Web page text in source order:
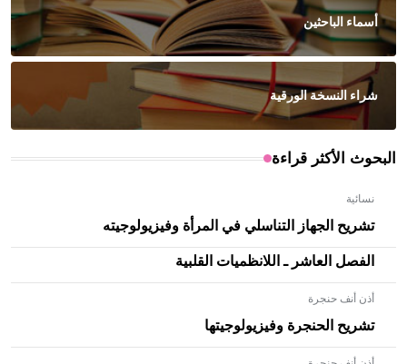
أسماء الباحثين
شراء النسخة الورقية
البحوث الأكثر قراءة
نسائية
تشريح الجهاز التناسلي في المرأة وفيزيولوجيته
الفصل العاشر ـ اللانظميات القلبية
أذن أنف حنجرة
تشريح الحنجرة وفيزيولوجيتها